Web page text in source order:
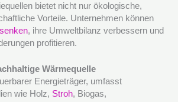
bietet nicht nur ökologische,
Vorteile. Unternehmen können
, ihre Umweltbilanz verbessern und
profitieren.
Wärmequelle
Energieträger, umfasst
wie Holz, Stroh, Biogas,